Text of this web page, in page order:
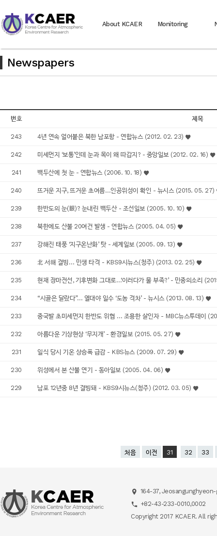
About KCAER Monitoring
Newspapers
번호 제목
243 4년 연속 얼어붙은 북한 남포항 - 연합뉴스 (2012. 02. 23)
242 미세먼지 ‘보통’인데 눈과 목이 왜 따갑지? - 중앙일보 (2012. 02. 16)
241 백두산에 첫 눈 - 연합뉴스 (2006. 10. 18)
240 뜨거운 지구, 뜨거운 초여름…인공위성이 확인 - 뉴시스 (2015. 05. 27)
239 한반도의 눈(眼)? 눈내린 백두산 - 조선일보 (2005. 10. 10)
238 북한에도 산불 20여건 발생 - 연합뉴스 (2005. 04. 05)
237 강해진 태풍 ‘지구온난화’ 탓 - 세계일보 (2005. 09. 13)
236 北 서해 결빙… 민생 타격 - KBS9시뉴스(청주) (2013. 02. 25)
235 현재 장마전선, 기후변화 그대로…‘이러다가 물 부족?’ - 민중의소리
234 “시골은 달랐다”… 열대야 일수 ‘도농 격차’ - 뉴시스 (2013. 08. 13)
233 중국발 초미세먼지 한반도 위협 … 조용한 살인자 - MBC뉴스투데이
232 아름다운 기상현상 ‘무지개’ - 환경일보 (2015. 05. 27)
231 일식 당시 기온 상승폭 급감 - KBS뉴스 (2009. 07. 29)
230 위성에서 본 산불 연기 - 동아일보 (2005. 04. 06)
229 남포 12년중 8년 결빙돼 - KBS9시뉴스(청주) (2012. 03. 05)
처음 이전 31 32 33
164-37,
+82-43-233-0010,0002
Copyright 2017 KCAER. All